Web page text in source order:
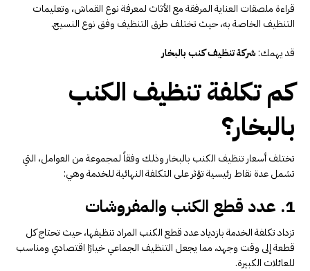
قراءة ملصقات العناية المرفقة مع الأثاث لمعرفة نوع القماش، وتعليمات
التنظيف الخاصة به، حيث تختلف طرق التنظيف وفق نوع النسيج.
قد يهمك:شركة تنظيف كنب بالبخار
كم تكلفة تنظيف الكنب
بالبخار؟
تختلف أسعار تنظيف الكنب بالبخار وذلك وفقاً لمجموعة من العوامل، التي
تشمل عدة نقاط رئيسية تؤثر على التكلفة النهائية للخدمة وهي:
1. عدد قطع الكنب والمفروشات
تزداد تكلفة الخدمة بازدياد عدد قطع الكنب المراد تنظيفها، حيث تحتاج كل
قطعة إلى وقت وجهد، مما يجعل التنظيف الجماعي خيارًا اقتصادي ومناسب
للعائلات الكبيرة.